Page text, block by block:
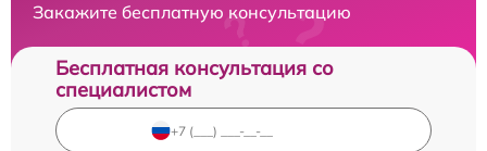
Закажите бесплатную консультацию
Бесплатная консультация со
специалистом